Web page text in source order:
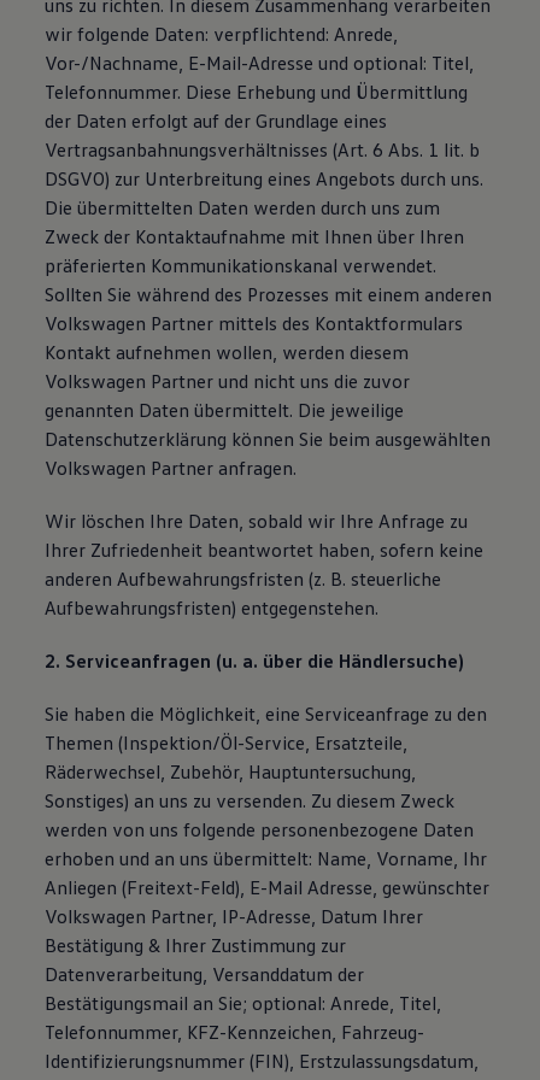
Fahrzeugabholung ab Werk
Uptime
uns zu richten. In diesem Zusammenhang verarbeiten
wir folgende Daten: verpflichtend: Anrede,
Vor-/Nachname, E-Mail-Adresse und optional: Titel,
Telefonnummer. Diese Erhebung und Übermittlung
der Daten erfolgt auf der Grundlage eines
Vertragsanbahnungsverhältnisses (Art. 6 Abs. 1 lit. b
DSGVO) zur Unterbreitung eines Angebots durch uns.
Die übermittelten Daten werden durch uns zum
Zweck der Kontaktaufnahme mit Ihnen über Ihren
präferierten Kommunikationskanal verwendet.
Sollten Sie während des Prozesses mit einem anderen
Volkswagen Partner mittels des Kontaktformulars
Kontakt aufnehmen wollen, werden diesem
Volkswagen Partner und nicht uns die zuvor
genannten Daten übermittelt. Die jeweilige
Datenschutzerklärung können Sie beim ausgewählten
Volkswagen Partner anfragen.
Wir löschen Ihre Daten, sobald wir Ihre Anfrage zu
Ihrer Zufriedenheit beantwortet haben, sofern keine
anderen Aufbewahrungsfristen (z. B. steuerliche
Aufbewahrungsfristen) entgegenstehen.
2. Serviceanfragen (u. a. über die Händlersuche)
Sie haben die Möglichkeit, eine Serviceanfrage zu den
Themen (Inspektion/Öl-Service, Ersatzteile,
Räderwechsel, Zubehör, Hauptuntersuchung,
Sonstiges) an uns zu versenden. Zu diesem Zweck
werden von uns folgende personenbezogene Daten
erhoben und an uns übermittelt: Name, Vorname, Ihr
Anliegen (Freitext-Feld), E-Mail Adresse, gewünschter
Volkswagen Partner, IP-Adresse, Datum Ihrer
Bestätigung & Ihrer Zustimmung zur
Datenverarbeitung, Versanddatum der
Bestätigungsmail an Sie; optional: Anrede, Titel,
Telefonnummer, KFZ-Kennzeichen, Fahrzeug-
Identifizierungsnummer (FIN), Erstzulassungsdatum,